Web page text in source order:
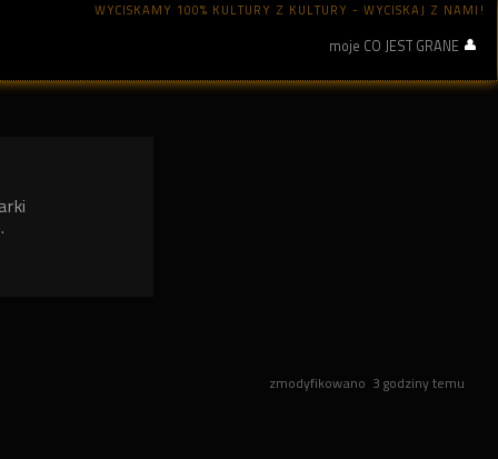
WYCISKAMY 100% KULTURY Z KULTURY - WYCISKAJ Z NAMI!
moje CO JEST GRANE
zmodyfikowano 3 godziny temu